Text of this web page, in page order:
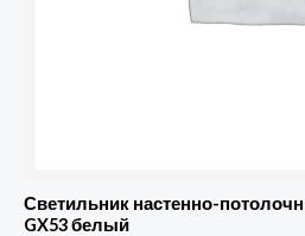
Светильник настенно-
GX53 белый